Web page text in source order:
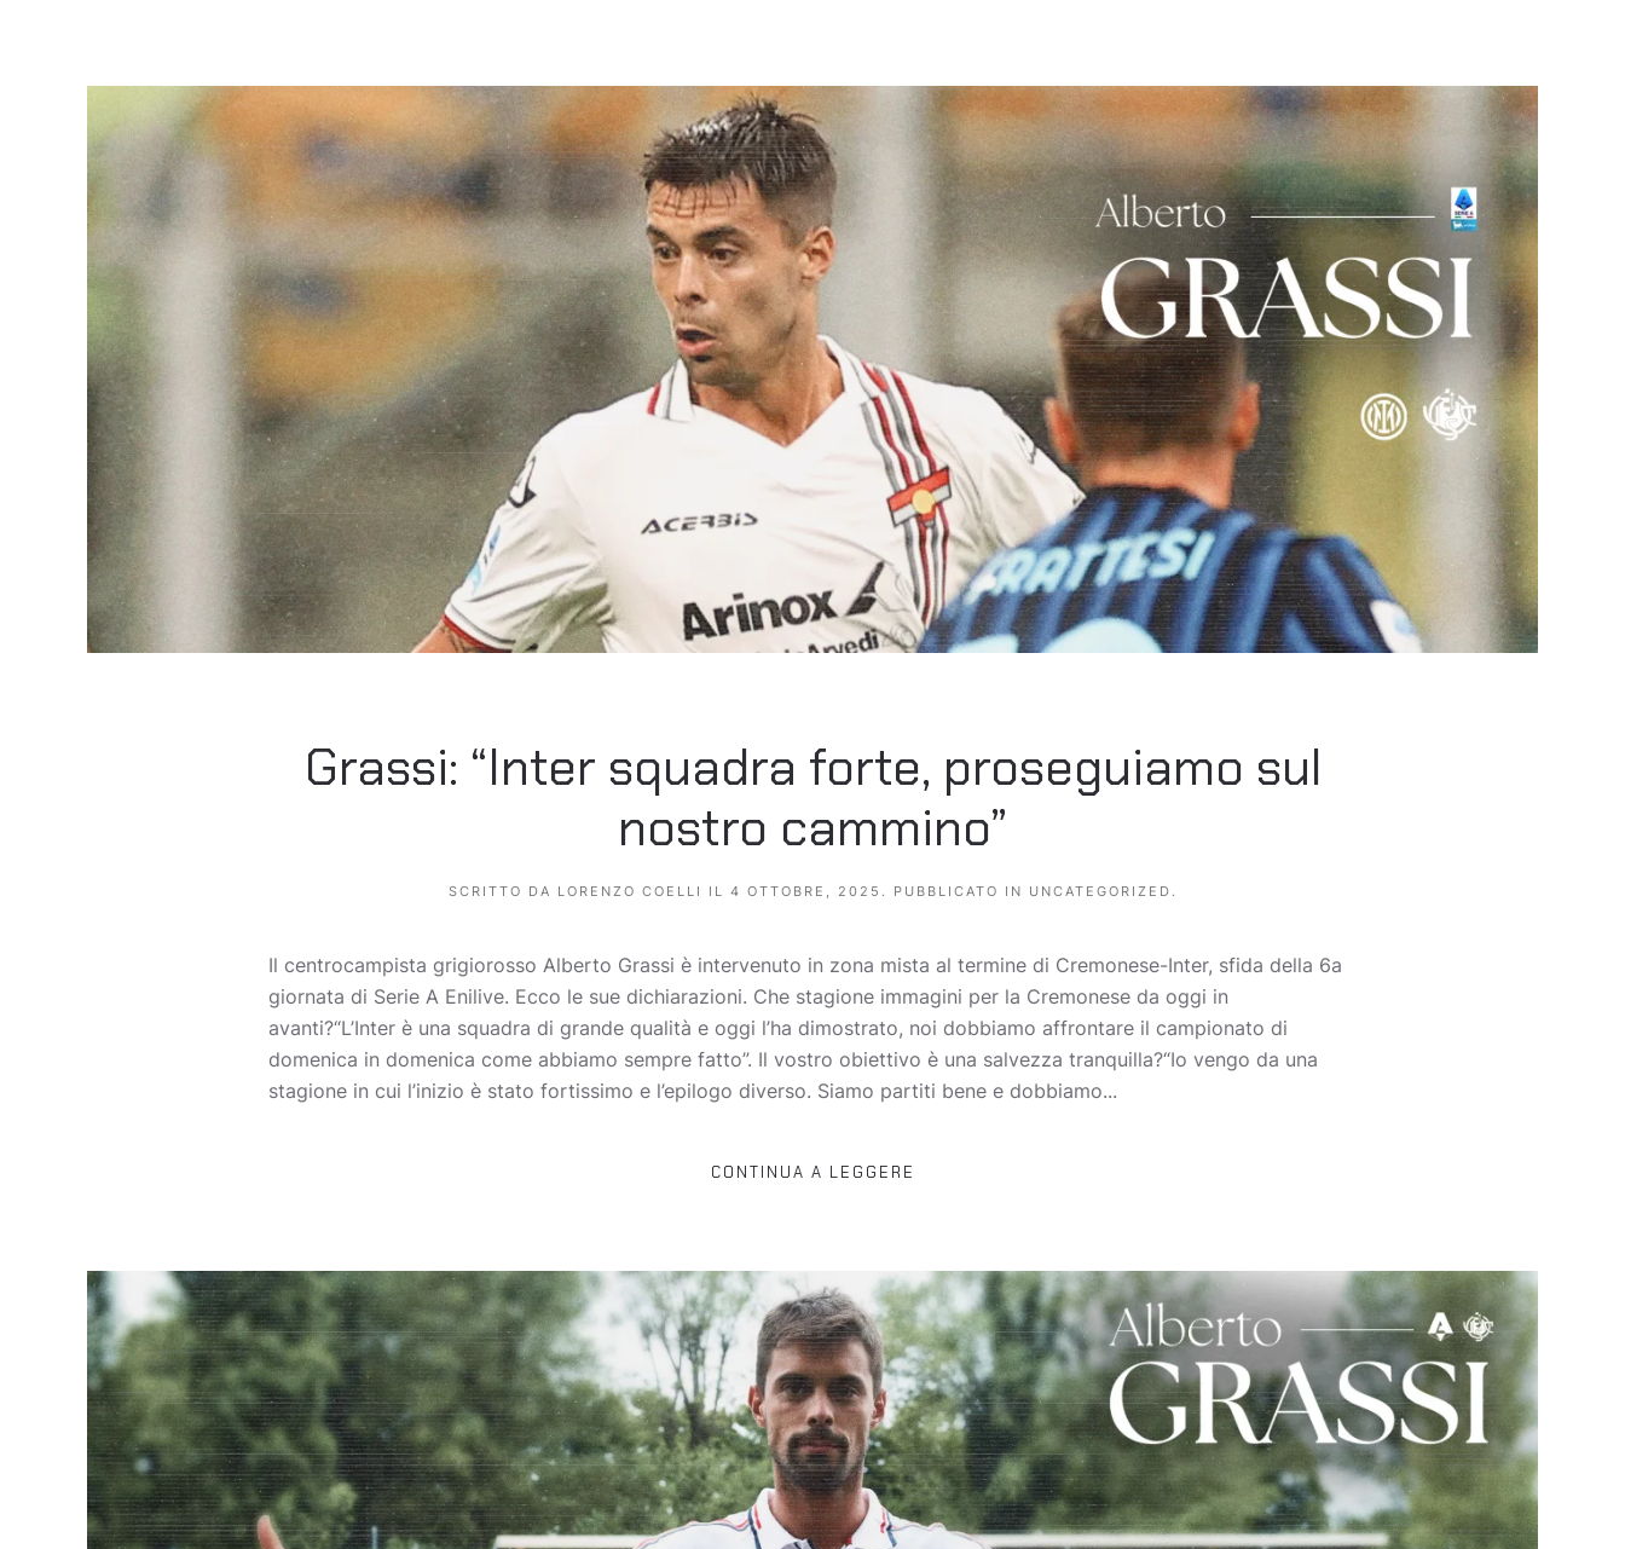
Grassi: “Inter squadra forte, proseguiamo sul
nostro cammino”
SCRITTO DA LORENZO COELLI IL 4 OTTOBRE, 2025 . PUBBLICATO IN UNCATEGORIZED .
Il centrocampista grigiorosso Alberto Grassi è intervenuto in zona mista al termine di Cremonese-Inter, sfida della 6a
giornata di Serie A Enilive. Ecco le sue dichiarazioni. Che stagione immagini per la Cremonese da oggi in
avanti?“L’Inter è una squadra di grande qualità e oggi l’ha dimostrato, noi dobbiamo affrontare il campionato di
domenica in domenica come abbiamo sempre fatto”. Il vostro obiettivo è una salvezza tranquilla?“Io vengo da una
stagione in cui l’inizio è stato fortissimo e l’epilogo diverso. Siamo partiti bene e dobbiamo...
CONTINUA A LEGGERE